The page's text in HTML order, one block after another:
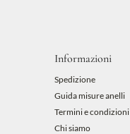
Informazioni
Spedizione
Guida misure anelli
Termini e condizioni
Chi siamo